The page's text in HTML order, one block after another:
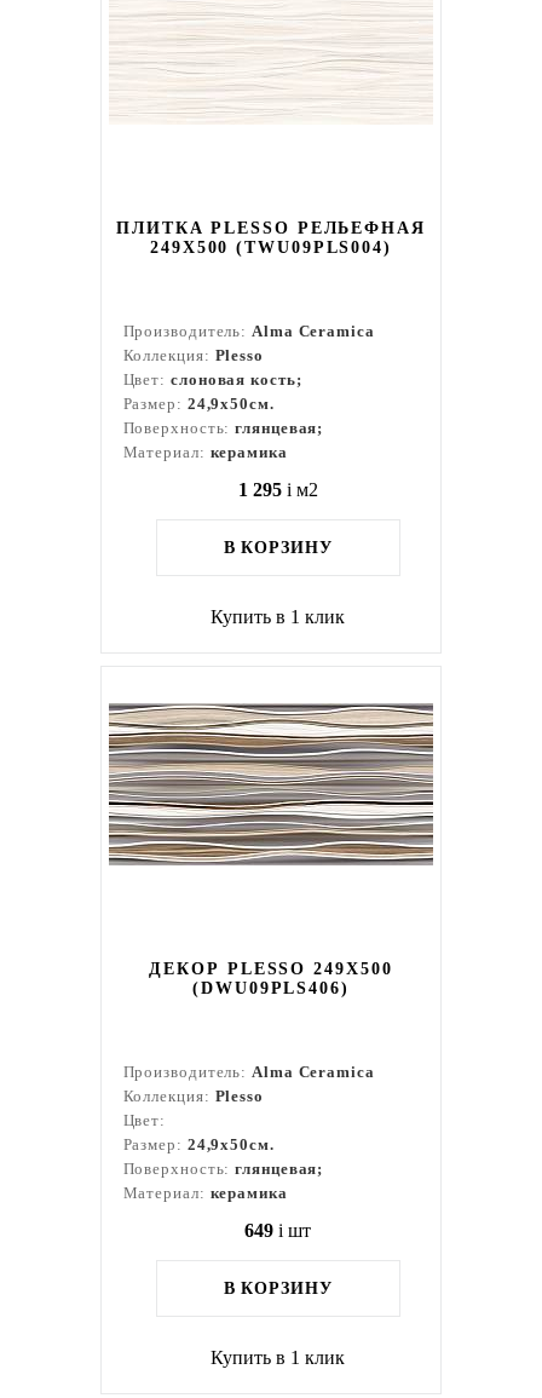
ПЛИТКА PLESSO РЕЛЬЕФНАЯ
249X500 (TWU09PLS004)
Производитель:Alma Ceramica
Коллекция: Plesso
Цвет: слоновая кость;
Размер: 24,9x50см.
Поверхность:глянцевая;
Материал: керамика
1 295 i м2
В КОРЗИНУ
Купить в 1 клик
ДЕКОР PLESSO 249X500
(DWU09PLS406)
Производитель:Alma Ceramica
Коллекция: Plesso
Цвет:
Размер: 24,9x50см.
Поверхность:глянцевая;
Материал: керамика
649 i шт
В КОРЗИНУ
Купить в 1 клик